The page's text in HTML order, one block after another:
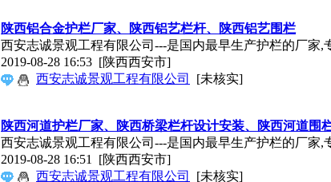
陕西铝合金护栏厂家、陕西铝艺栏杆、陕西铝艺围栏
西安志诚景观工程有限公司---是国内最早生产护栏的厂家
2019-08-28 16:53 [陕西西安市]
西安志诚景观工程有限公司
[未核实]
陕西河道护栏厂家、陕西桥梁栏杆设计安装、陕西河道围
西安志诚景观工程有限公司---是国内最早生产护栏的厂家
2019-08-28 16:51 [陕西西安市]
西安志诚景观工程有限公司
[未核实]